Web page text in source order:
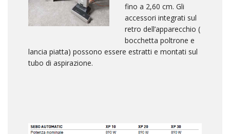
fino a 2,60 cm. Gli
accessori integrati sul
retro dell’apparecchio (
bocchetta poltrone e
lancia piatta) possono essere estratti e montati sul
tubo di aspirazione.